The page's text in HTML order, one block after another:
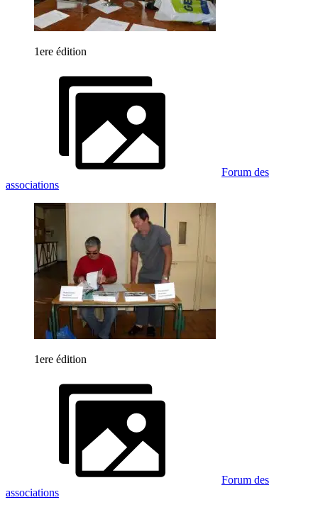
1ere édition
Forum des
associations
1ere édition
Forum des
associations